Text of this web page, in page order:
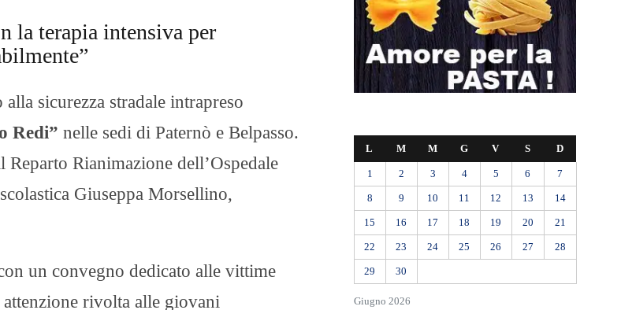
la terapia intensiva per
sicurezza stradale intrapreso
Redi” nelle sedi di Paternò e Belpasso.
Rianimazione dell’Ospedale
Giuseppa Morsellino,
un convegno dedicato alle vittime
attenzione rivolta alle giovani
Giugno 2026
L M M G V S D
1 2 3 4 5 6 7
8 9 10 11 12 13 14
15 16 17 18 19 20 21
22 23 24 25 26 27 28
29 30